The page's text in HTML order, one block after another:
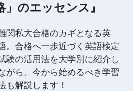
」のエッセンス』
関私大合格のカギとなる英
。合格へ一歩近づく英語検定
験の活用法を大学別に紹介し
がら、今から始めるべき学習
も解説します！